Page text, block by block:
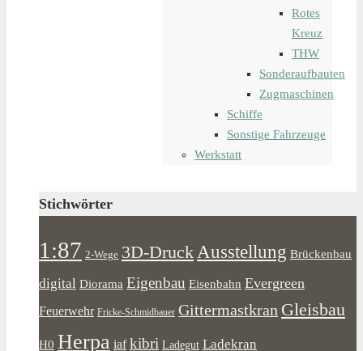
Rotes
Kreuz
THW
Sonderaufbauten
Zugmaschinen
Schiffe
Sonstige Fahrzeuge
Werkstatt
Stichwörter
1:87 2-Wege 3D-DruckAusstellung Brückenbau
digital Diorama Eigenbau Eisenbahn Evergreen
Feuerwehr Fricke-Schmidbauer Gittermastkran Gleisbau
H0 Herpa iaf kibri Ladegut Ladekran